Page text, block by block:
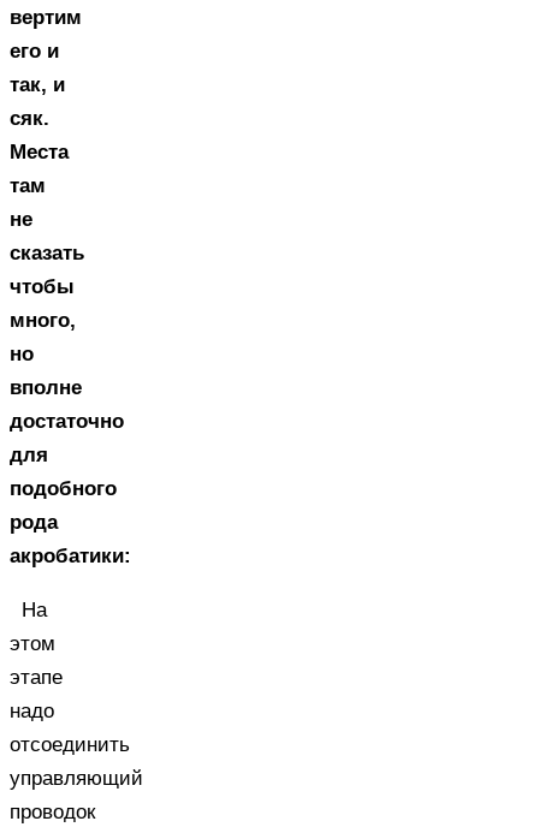
вертим
его и
так, и
сяк.
Места
там
не
сказать
чтобы
много,
но
вполне
достаточно
для
подобного
рода
акробатики:
На
этом
этапе
надо
отсоединить
управляющий
проводок